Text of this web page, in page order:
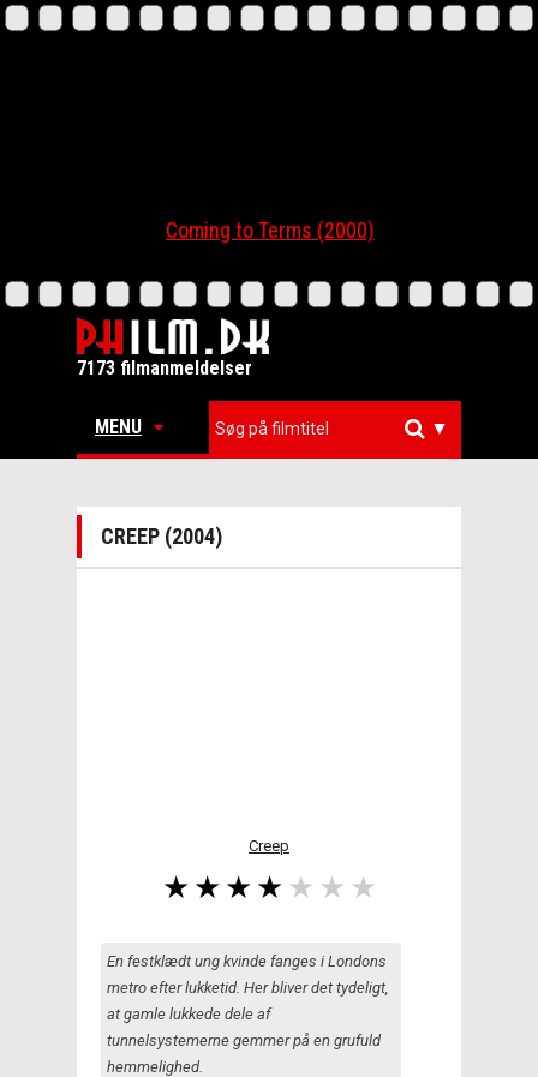
Coming to Terms (2000)
7173 filmanmeldelser
MENU ▼
CREEP (2004)
Creep
En festklædt ung kvinde fanges i Londons
metro efter lukketid. Her bliver det tydeligt,
at gamle lukkede dele af
tunnelsystemerne gemmer på en grufuld
hemmelighed.